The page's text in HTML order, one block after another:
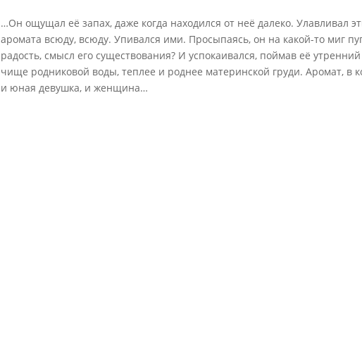
…Он ощущал её запах, даже когда находился от неё далеко. Улавливал
аромата всюду, всюду. Упивался ими. Просыпаясь, он на какой-то миг
радость, смысл его существования? И успокаивался, поймав её
чище родниковой воды, теплее и роднее материнской груди. Аромат, в
и юная девушка, и женщина…